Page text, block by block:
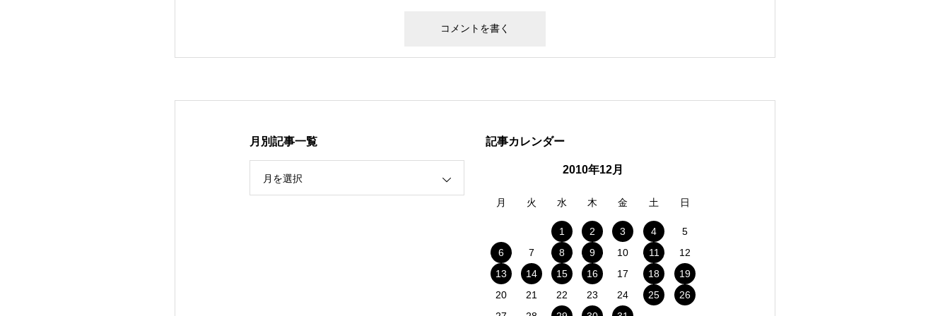
月別記事一覧
月を選択
記事カレンダー
2010年12月
月 火 水 木 金 土 日
1 2 3 4
5
6
7 8 9 10 11
12
13
14 15 16 17 18
19
20
21 22 23 24 25
26